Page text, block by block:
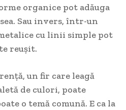
organice pot adăuga
Sau invers, într-un
cu linii simple pot
reușit.
un fir care leagă
de culori, poate
o temă comună. E ca la